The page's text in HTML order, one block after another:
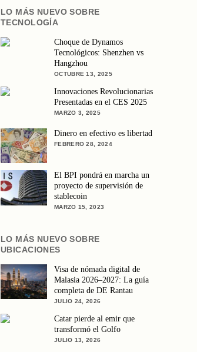
LO MÁS NUEVO SOBRE
TECNOLOGÍA
Choque de Dynamos
Tecnológicos: Shenzhen vs
Hangzhou
OCTUBRE 13, 2025
Innovaciones Revolucionarias
Presentadas en el CES 2025
MARZO 3, 2025
Dinero en efectivo es libertad
FEBRERO 28, 2024
El BPI pondrá en marcha un
proyecto de supervisión de
stablecoin
MARZO 15, 2023
LO MÁS NUEVO SOBRE
UBICACIONES
Visa de nómada digital de
Malasia 2026–2027: La guía
completa de DE Rantau
JULIO 24, 2026
Catar pierde al emir que
transformó el Golfo
JULIO 13, 2026